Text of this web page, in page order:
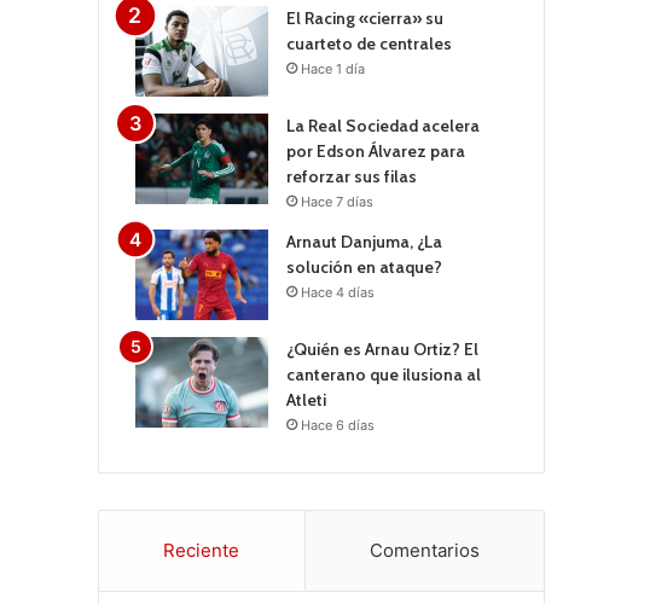
El Racing «cierra» su
cuarteto de centrales
Hace 1 día
La Real Sociedad acelera
por Edson Álvarez para
reforzar sus filas
Hace 7 días
Arnaut Danjuma, ¿La
solución en ataque?
Hace 4 días
¿Quién es Arnau Ortiz? El
canterano que ilusiona al
Atleti
Hace 6 días
Reciente Comentarios